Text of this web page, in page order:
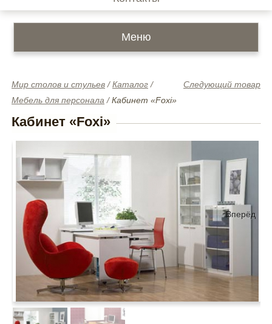
Меню
Следующий товар
Мир столов и стульев /Каталог /
Мебель для персонала /Кабинет «Foxi»
Кабинет «Foxi»
Вперёд